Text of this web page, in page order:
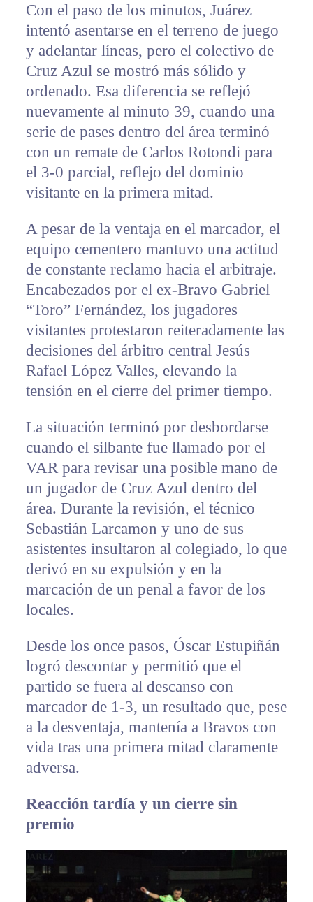
Con el paso de los minutos, Juárez
intentó asentarse en el terreno de juego
y adelantar líneas, pero el colectivo de
Cruz Azul se mostró más sólido y
ordenado. Esa diferencia se reflejó
nuevamente al minuto 39, cuando una
serie de pases dentro del área terminó
con un remate de Carlos Rotondi para
el 3-0 parcial, reflejo del dominio
visitante en la primera mitad.
A pesar de la ventaja en el marcador, el
equipo cementero mantuvo una actitud
de constante reclamo hacia el arbitraje.
Encabezados por el ex-Bravo Gabriel
“Toro” Fernández, los jugadores
visitantes protestaron reiteradamente las
decisiones del árbitro central Jesús
Rafael López Valles, elevando la
tensión en el cierre del primer tiempo.
La situación terminó por desbordarse
cuando el silbante fue llamado por el
VAR para revisar una posible mano de
un jugador de Cruz Azul dentro del
área. Durante la revisión, el técnico
Sebastián Larcamon y uno de sus
asistentes insultaron al colegiado, lo que
derivó en su expulsión y en la
marcación de un penal a favor de los
locales.
Desde los once pasos, Óscar Estupiñán
logró descontar y permitió que el
partido se fuera al descanso con
marcador de 1-3, un resultado que, pese
a la desventaja, mantenía a Bravos con
vida tras una primera mitad claramente
adversa.
Reacción tardía y un cierre sin
premio